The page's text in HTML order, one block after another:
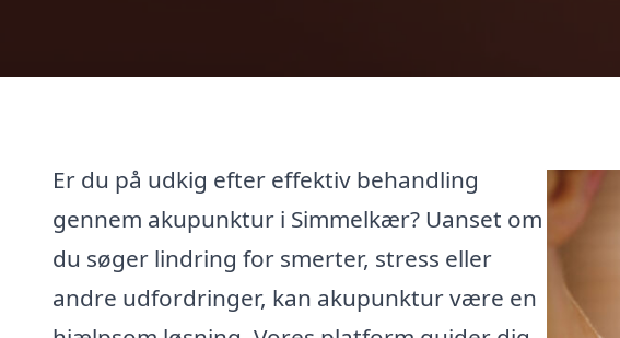
Er du på udkig efter effektiv behandling
gennem akupunktur i Simmelkær? Uanset om
du søger lindring for smerter, stress eller
andre udfordringer, kan akupunktur være en